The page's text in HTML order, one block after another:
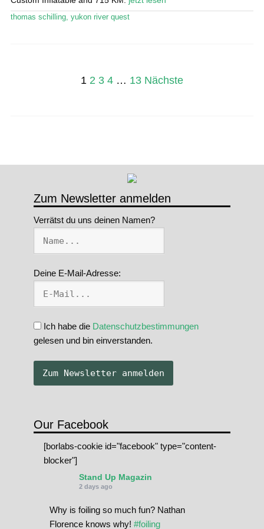
Zum Newsletter anmelden
Verrätst du uns deinen Namen?
Deine E-Mail-Adresse:
Ich habe die Datenschutzbestimmungen
gelesen und bin einverstanden.
Our Facebook
[borlabs-cookie id="facebook" type="content-
blocker"]
Stand Up Magazin
2 days ago
Why is foiling so much fun? Nathan
Florence knows why! #foiling
thomas schilling, yukon river quest
Seitennummerierung
1 2 3 4 … 13 Nächste